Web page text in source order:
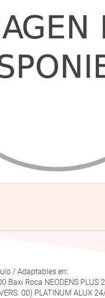
/ Adaptables en:
Baxi Roca NEODENS PLUS
00) PLATINUM ALUX